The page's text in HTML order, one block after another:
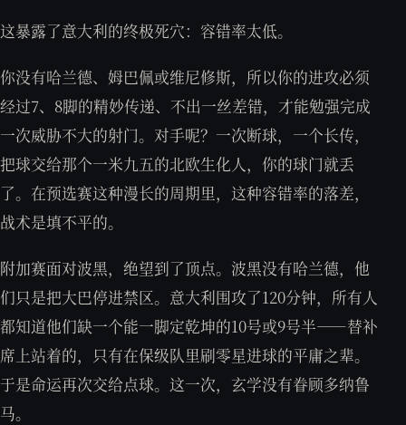
这暴露了意大利的终极死穴：容错率太低。
你没有哈兰德、姆巴佩或维尼修斯，所以你的进攻必须
经过7、8脚的精妙传递、不出一丝差错，才能勉强完成
一次威胁不大的射门。对手呢？一次断球，一个长传，
把球交给那个一米九五的北欧生化人，你的球门就丢
了。在预选赛这种漫长的周期里，这种容错率的落差，
战术是填不平的。
附加赛面对波黑，绝望到了顶点。波黑没有哈兰德，他
们只是把大巴停进禁区。意大利围攻了120分钟，所有人
都知道他们缺一个能一脚定乾坤的10号或9号半——替补
席上站着的，只有在保级队里刷零星进球的平庸之辈。
于是命运再次交给点球。这一次，玄学没有眷顾多纳鲁
马。